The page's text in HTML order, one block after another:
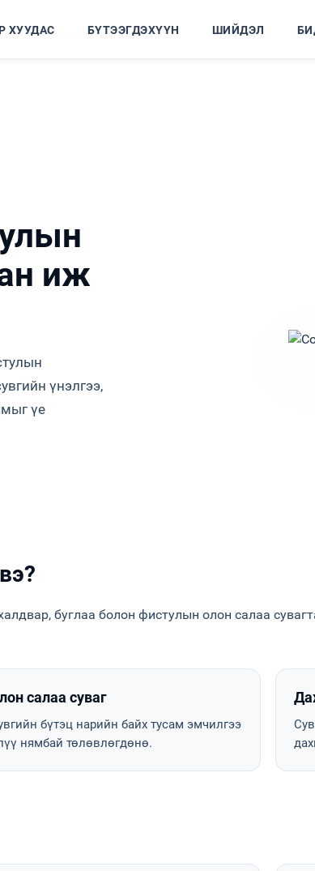
ХУУДАС БҮТЭЭГДЭХҮҮН ШИЙДЭЛ
иж
үнэлгээ,
үе
буглаа болон фистулын олон салаа
салаа суваг
бүтэц нарийн байх тусам эмчилгээ
нямбай төлөвлөгдөнө.